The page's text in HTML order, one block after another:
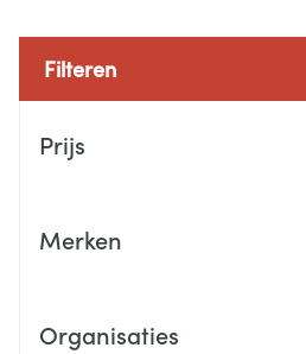
Filteren
Prijs
Merken
Organisaties